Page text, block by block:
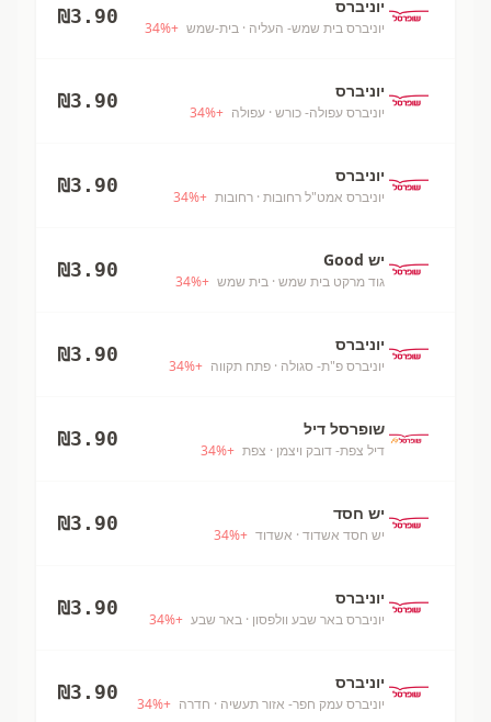
יוניברס
יוניברס בית שמש- העליה · בית-שמש +
34%
₪3.90
יוניברס
יוניברס עפולה- כורש · עפולה +
34%
₪3.90
יוניברס
יוניברס אמט"ל רחובות · רחובות +
34%
₪3.90
יש Good
גוד מרקט בית שמש · בית שמש +
34%
₪3.90
יוניברס
יוניברס פ"ת- סגולה · פתח תקווה +
34%
₪3.90
שופרסל דיל
דיל צפת- דובק ויצמן · צפת +
34%
₪3.90
יש חסד
יש חסד אשדוד · אשדוד +
34%
₪3.90
יוניברס
יוניברס באר שבע וולפסון · באר שבע +
34%
₪3.90
יוניברס
יוניברס עמק חפר- אזור תעשיה · חדרה +
34%
₪3.90